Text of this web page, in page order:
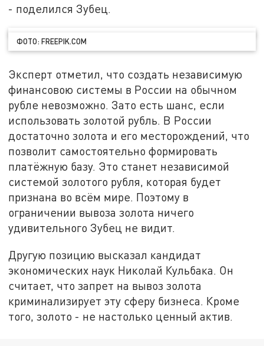
- поделился Зубец.
ФОТО: FREEPIK.COM
Эксперт отметил, что создать независимую
финансовою системы в России на обычном
рубле невозможно. Зато есть шанс, если
использовать золотой рубль. В России
достаточно золота и его месторождений, что
позволит самостоятельно формировать
платёжную базу. Это станет независимой
системой золотого рубля, которая будет
признана во всём мире. Поэтому в
ограничении вывоза золота ничего
удивительного Зубец не видит.
Другую позицию высказал кандидат
экономических наук Николай Кульбака. Он
считает, что запрет на вывоз золота
криминализирует эту сферу бизнеса. Кроме
того, золото - не настолько ценный актив.